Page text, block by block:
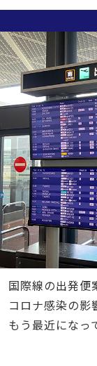
国際線の出発便
コロナ感染の影
もう最近になっ